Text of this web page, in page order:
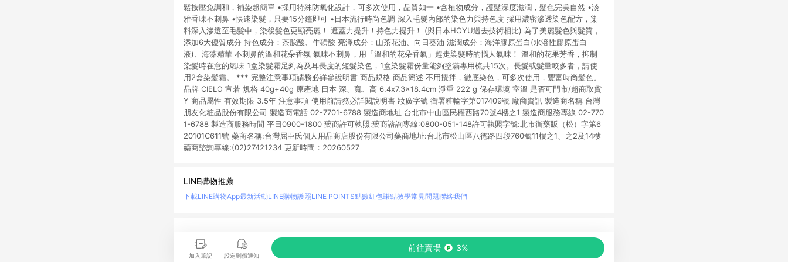
鬆按壓免調和，補染超簡單 •採用特殊防氧化設計，可多次使用，品質如一 •含植物成分，護髮深度滋潤，髮色完美自然 •淡
雅香味不刺鼻 •快速染髮，只要15分鐘即可 •日本流行時尚色調 深入毛髮內部的染色力與持色度 採用濃密滲透染色配方，染
料深入滲透至毛髮中，染後髮色更顯亮麗！ 遮蓋力提升！持色力提升！ (與日本HOYU過去技術相比) 為了美麗髮色與髮質，
添加6大優質成分 持色成分：茶胺酸、牛磺酸 亮澤成分：山茶花油、向日葵油 滋潤成分：海洋膠原蛋白(水溶性膠原蛋白
液)、海藻精華 不刺鼻的溫和花朵香氛 氣味不刺鼻，用「溫和的花朵香氣」趕走染髮時的惱人氣味！ 溫和的花果芳香，抑制
染髮時在意的氣味 1盒染髮霜足夠為及耳長度的短髮染色，1盒染髮霜份量能夠塗滿專用梳共15次。長髮或髮量較多者，請使
用2盒染髮霜。 *** 完整注意事項請務必詳參說明書 商品規格 商品簡述 不用攪拌，徹底染色，可多次使用，豐富時尚髮色。
品牌 CIELO 宣若 規格 40g+40g 原產地 日本 深、寬、高 6.4x7.3x18.4cm 淨重 222 g 保存環境 室溫 是否可門市/超商取貨
Y 商品屬性 有效期限 3.5年 注意事項 使用前請務必詳閱說明書 妝廣字號 衛署粧輸字第017409號 廠商資訊 製造商名稱 台灣
朋友化粧品股份有限公司 製造商電話 02-7701-6788 製造商地址 台北市中山區民權西路70號4樓之1 製造商服務專線 02-770
1-6788 製造商服務時間 平日0900-1800 藥商許可執照:藥商諮詢專線:0800-051-148許可執照字號:北市衛藥販（松）字第6
20101C611號 藥商名稱:台灣屈臣氏個人用品商店股份有限公司藥商地址:台北市松山區八德路四段760號11樓之1、之2及14樓
藥商諮詢專線:(02)27421234 更新時間：20260527
加入筆記 設定到價通知
前往賣場 3%
LINE購物推薦
下載LINE購物App最新活動LINE購物護照LINE POINTS點數紅包賺點教學常見問題聯絡我們
LINE 購物是匯集購物情報與商品資訊的整合性平台，並依購物情報中的趨勢與風格做合作網路商家的延伸商品推薦，商品資料更新會有
時間差，請務必點擊商品至各合作網路商家，確認現售價與購物條件，一切資訊以合作廠商網頁為準。